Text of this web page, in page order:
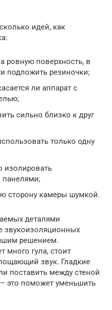
идей, как
ровную поверхность, в
подложить резиночки;
ли аппарат с
сильно близко к друг
только одну
сторону камеры шумкой.
деталями
звукоизоляционных
решением.
много гула, стоит
звук. Гладкие
поставить между стеной
это поможет уменьшить